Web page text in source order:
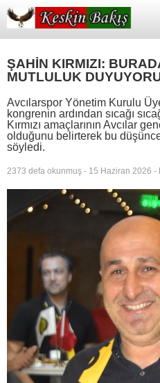
ŞAHİN KIRMIZI:
MUTLULUK
Avcılarspor Yönetim Kurulu
kongrenin ardından sıcağı
Kırmızı amaçlarının Avcılar
olduğunu belirterek bu
söyledi.
2373 defa okunmuş - 15 Haziran 2026 -